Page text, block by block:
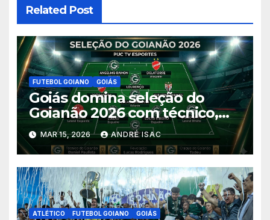
Related Post
FUTEBOL GOIANO GOIÁS
Goiás domina seleção do
Goianão 2026 com técnico,
sete jogadores, revelação e
craque do campeonato
MAR 15, 2026 ANDRÉ ISAC
ATLÉTICO FUTEBOL GOIANO GOIÁS